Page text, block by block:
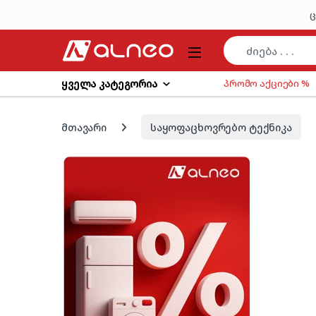
ყველა კატეგორია პრომო აქციები %
მთავარი საყოფაცხოვრებო ტექნიკა